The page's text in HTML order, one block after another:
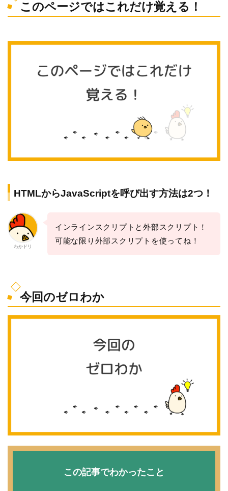
このページではこれだけ覚える！
HTMLからJavaScriptを呼び出す方法は2つ！
わかドリ
インラインスクリプトと外部スクリプト！
可能な限り外部スクリプトを使ってね！
今回のゼロわか
この記事でわかったこと